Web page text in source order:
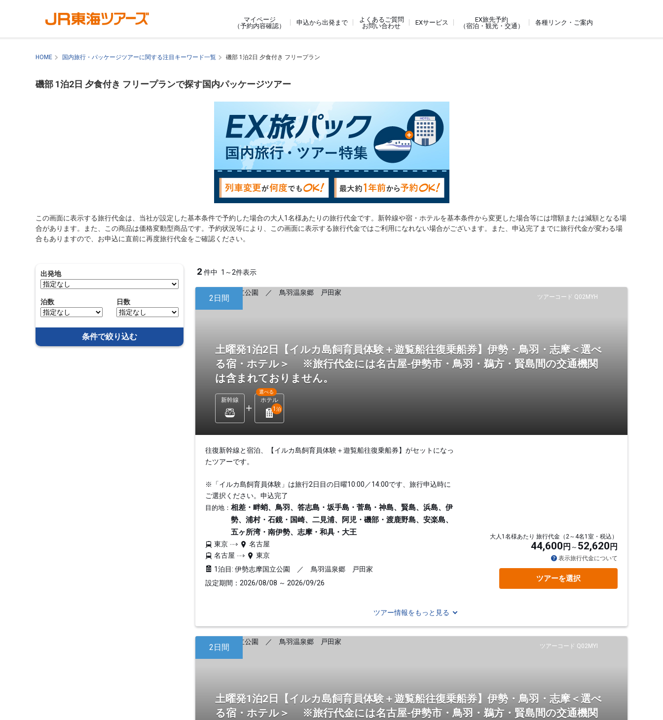
マイページ
（予約内容確認）
申込から出発まで
よくあるご質問
お問い合わせ
EXサービス
EX旅先予約
（宿泊・観光・交通）
各種リンク・ご案内
HOME 国内旅行・パッケージツアーに関する注目キーワード一覧 磯部 1泊2日 夕食付き フリープラン
磯部 1泊2日 夕食付き フリープランで探す国内パッケージツアー
この画面に表示する旅行代金は、当社が設定した基本条件で予約した場合の大人1名様あたりの旅行代金です。新幹線や宿・ホテルを基本条件から変更した場合等には増額または減額となる場
合があります。また、この商品は価格変動型商品です。予約状況等により、この画面に表示する旅行代金ではご利用になれない場合がございます。また、申込完了までに旅行代金が変わる場
合もありますので、お申込に直前に再度旅行代金をご確認ください。
出発地
泊数 日数
条件で絞り込む
2 件中 1～2件表示
ツアーコード Q02MYH
2日間
土曜発1泊2日【イルカ島飼育員体験＋遊覧船往復乗船券】伊勢・鳥羽・志摩＜選べ
る宿・ホテル＞ ※旅行代金には名古屋-伊勢市・鳥羽・鵜方・賢島間の交通機関
は含まれておりません。
新幹線 ホテル
選べる
1 泊
往復新幹線と宿泊、【イルカ島飼育員体験＋遊覧船往復乗船券】がセットになっ
たツアーです。
※「イルカ島飼育員体験」は旅行2日目の日曜10:00／14:00です、旅行申込時に
ご選択ください。申込完了
目的地： 相差・畔蛸、鳥羽、答志島・坂手島・菅島・神島、賢島、浜島、伊
勢、浦村・石鏡・国崎、二見浦、阿児・磯部・渡鹿野島、安楽島、
五ヶ所湾・南伊勢、志摩・和具・大王
東京
名古屋
名古屋
東京
1泊目: 伊勢志摩国立公園 ／ 鳥羽温泉郷 戸田家
設定期間：2026/08/08 ～ 2026/09/26
大人1名様あたり 旅行代金（2～4名1室・税込）
44,600 円 52,620 円
表示旅行代金について
ツアーを選択
ツアー情報をもっと見る
ツアーコード Q02MYI
2日間
土曜発1泊2日【イルカ島飼育員体験＋遊覧船往復乗船券】伊勢・鳥羽・志摩＜選べ
る宿・ホテル＞ ※旅行代金には名古屋-伊勢市・鳥羽・鵜方・賢島間の交通機関